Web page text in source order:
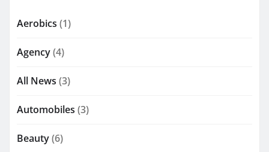
Aerobics (1)
Agency(4)
All News (3)
Automobiles (3)
Beauty(6)